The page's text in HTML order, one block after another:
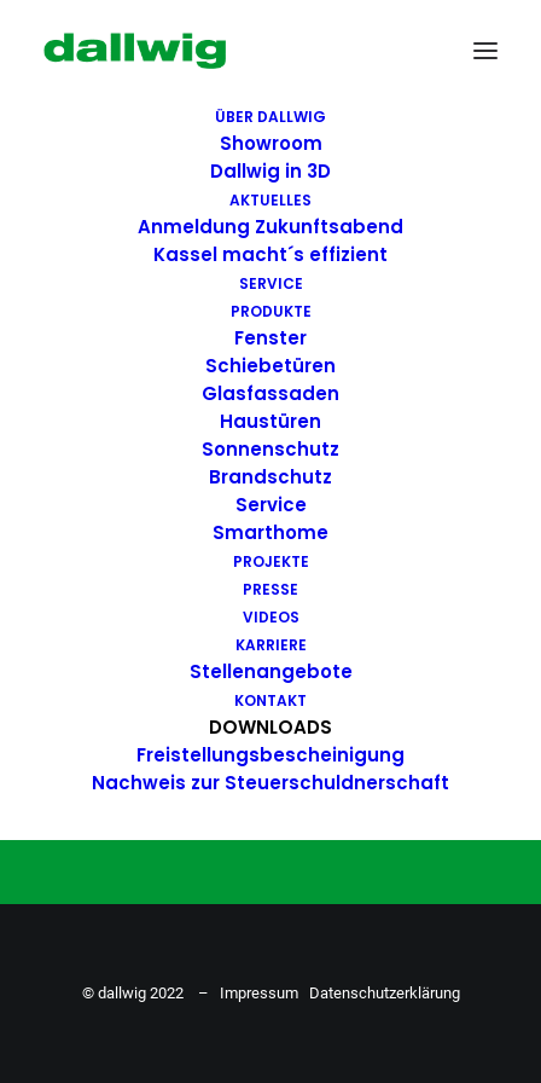
ÜBER DALLWIG
Showroom
Dallwig in 3D
AKTUELLES
Anmeldung Zukunftsabend
Kassel macht´s effizient
SERVICE
PRODUKTE
Fenster
Schiebetüren
Glasfassaden
Haustüren
Sonnenschutz
Brandschutz
Service
Smarthome
PROJEKTE
PRESSE
VIDEOS
KARRIERE
Stellenangebote
KONTAKT
DOWNLOADS
Freistellungsbescheinigung
Nachweis zur Steuerschuldnerschaft
Wir suchen Dich!
Dallwig bietet
Perspektive
Du hast Bock auf einen Job mit
Action. Bewirb dich ganz einfach
ZU DEN STELLENANGEBOTEN
© dallwig 2022 – Impressum Datenschutzerklärung